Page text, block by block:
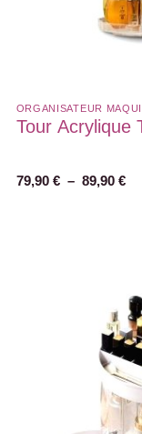
ORGANISATEUR
Tour Acrylique
79,90 € – 89,90 €